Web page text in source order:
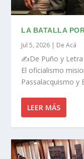
LA BATALLA
Jul 5, 2026 | De Acá
✍️De Puño y Letra
El oficialismo
Passalacquismo y
LEER MÁS